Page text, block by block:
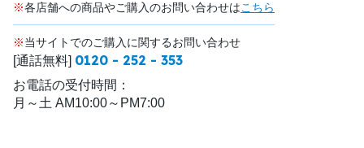
※各店舗への商品やご購入のお問い合わせはこちら
※当サイトでのご購入に関するお問い合わせ
[通話無料] 0120 - 252 - 353
お電話の受付時間：
月～土 AM10:00～PM7:00